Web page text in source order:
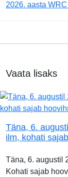
2026. aasta
Vaata lisaks
Täna, 6.
ilm, kohati
Täna, 6. augustil
Kohati sajab